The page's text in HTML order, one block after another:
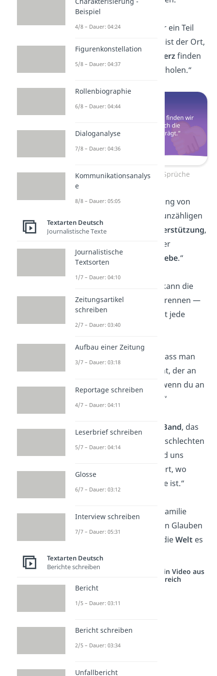
„Familie ist nicht nur ein Teil
unseres Lebens, sie ist der Ort,
Herzfinden
erholen.“
Emotionale Familien Sprüche
„Die wahre Bedeutung von
Familie liegt in den unzähligen
Momenten der
Unterstützung,
und der
bedingungslosen
Liebe.“
kann die
Nähe einer Familie trennen —
die Liebe überbrückt jede
Distanz.“
„Familie bedeutet, dass man
immer jemanden hat, der an
glaubt
, selbst wenn du an
.“
„Die Familie ist das Band, das
uns in guten und in schlechten
Zeiten verbindet und uns
immer daran erinnert, wo
zu Hause ist.“
„In den Augen
der Familie
sehen wir immer den Glauben
an uns, auch wenn dieWelt es
nicht tut.“
Studyflix vernetzt: Hier ein Video aus
einem anderen Bereich
Beispiel
4/8 – Dauer: 04:24
Figurenkonstellation
5/8 – Dauer: 04:37
Rollenbiographie
6/8 – Dauer: 04:44
Dialoganalyse
7/8 – Dauer: 04:36
Kommunikationsanalys
e
8/8 – Dauer: 05:05
Textarten Deutsch
Journalistische Texte
Journalistische
Textsorten
1/7 – Dauer: 04:10
Zeitungsartikel
schreiben
2/7 – Dauer: 03:40
Aufbau einer Zeitung
3/7 – Dauer: 03:18
Reportage schreiben
4/7 – Dauer: 04:11
Leserbrief schreiben
5/7 – Dauer: 04:14
Glosse
6/7 – Dauer: 03:12
Interview schreiben
7/7 – Dauer: 05:31
Textarten Deutsch
Berichte schreiben
Bericht
1/5 – Dauer: 03:11
Bericht schreiben
2/5 – Dauer: 03:34
Unfallbericht